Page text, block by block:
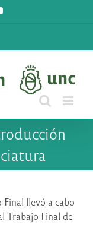
YouTube
Final llevó a cabo
Trabajo Final de